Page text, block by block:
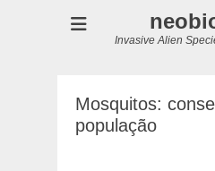
Invasive Alien
Mosquitos:
população